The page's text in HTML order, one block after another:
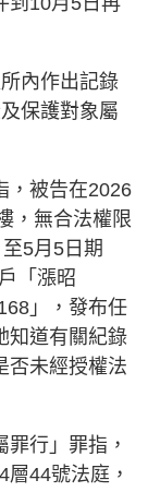
內作出記錄
保護對象屬
，被告在2026
，無合法權限
5月5日期
「漲昭
」，發布任
知道有關紀錄
否未經授權法
罪行」罪指，
44號法庭，